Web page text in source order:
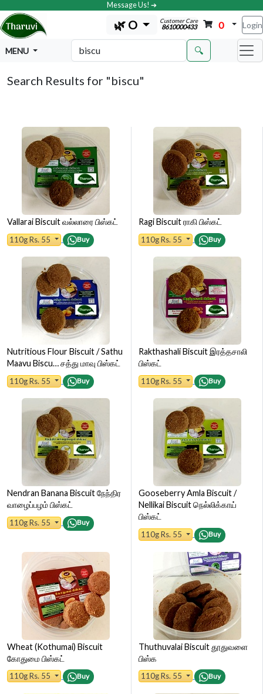
Message Us! ➔
🌿 O Customer Care
8610000433 0 Login
MENU 🔍
Search Results for "biscu"
Vallarai Biscuit வல்லாரை பிஸ்கட்
110g Rs. 55 Buy
Ragi Biscuit ராகி பிஸ்கட்
110g Rs. 55 Buy
Nutritious Flour Biscuit / Sathu
Maavu Biscu… சத்து மாவு பிஸ்கட்
110g Rs. 55 Buy
Rakthashali Biscuit இரத்தசாலி
பிஸ்கட்
110g Rs. 55 Buy
Nendran Banana Biscuit நேந்திர
வாழைப்பழம் பிஸ்கட்
110g Rs. 55 Buy
Gooseberry Amla Biscuit /
Nellikai Biscuit நெல்லிக்காய்
பிஸ்கட்
110g Rs. 55 Buy
Wheat (Kothumai) Biscuit
கோதுமை பிஸ்கட்
110g Rs. 55 Buy
Thuthuvalai Biscuit தூதுவளை
பிஸ்க
110g Rs. 55 Buy